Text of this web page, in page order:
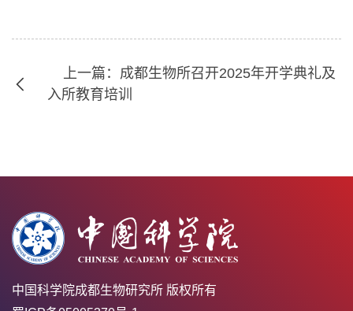
上一篇：成都生物所召开2025年开学典礼及
入所教育培训
中国科学院成都生物研究所 版权所有